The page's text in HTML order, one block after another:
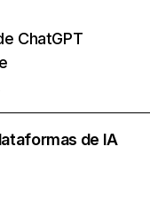
ChatGPT
de IA